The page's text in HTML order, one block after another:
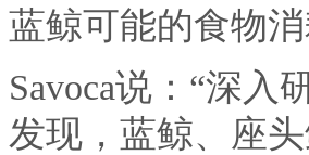
蓝鲸可能的食物消
Savoca说：“深
发现，蓝鲸、座